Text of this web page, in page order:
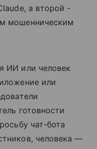
а второй -
мошенническим
ИИ или человек
или
готовности
чат-бота
человека —